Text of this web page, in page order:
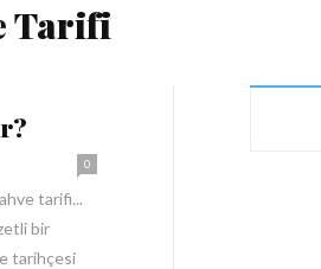
Tarifi
0
tarifi...
bir
tarihçesi